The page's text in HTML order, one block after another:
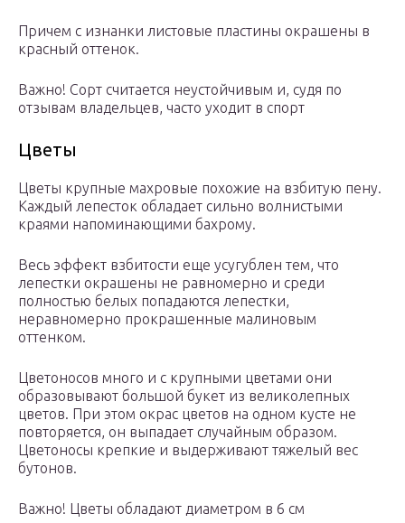
Причем с изнанки листовые пластины окрашены в
красный оттенок.
Важно! Сорт считается неустойчивым и, судя по
отзывам владельцев, часто уходит в спорт
Цветы
Цветы крупные махровые похожие на взбитую пену.
Каждый лепесток обладает сильно волнистыми
краями напоминающими бахрому.
Весь эффект взбитости еще усугублен тем, что
лепестки окрашены не равномерно и среди
полностью белых попадаются лепестки,
неравномерно прокрашенные малиновым
оттенком.
Цветоносов много и с крупными цветами они
образовывают большой букет из великолепных
цветов. При этом окрас цветов на одном кусте не
повторяется, он выпадает случайным образом.
Цветоносы крепкие и выдерживают тяжелый вес
бутонов.
Важно! Цветы обладают диаметром в 6 см